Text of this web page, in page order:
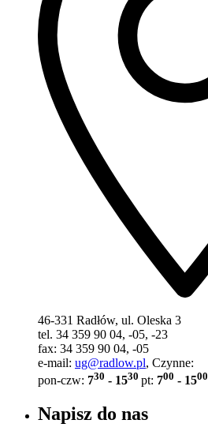
46-331 Radłów, ul. Oleska 3
tel. 34 359 90 04, -05, -23
fax: 34 359 90 04, -05
e-mail: ug@radlow.pl, Czynne:
pon-czw: 730 - 1530 pt: 700 - 1500
Napisz do nas